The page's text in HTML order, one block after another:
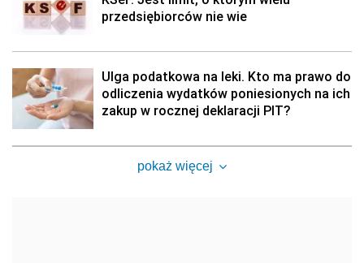
przedsiębiorców nie wie
Ulga podatkowa na leki. Kto ma prawo do
odliczenia wydatków poniesionych na ich
zakup w rocznej deklaracji PIT?
pokaż więcej